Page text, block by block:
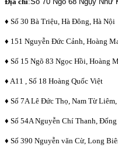
♦ Số 30 Bà Triệu, Hà Đông, Hà Nội
♦ 151 Nguyễn Đức Cảnh, Hoàng
♦ Số 15 Ngõ 83 Ngọc Hồi, Hoàng
♦ A11 , Số 18 Hoàng Quốc Việt
♦ Số 7A Lê Đức Thọ, Nam Từ
♦ Số 54A Nguyễn Chí Thanh,
♦ Số 390 Nguyễn văn Cừ, Long